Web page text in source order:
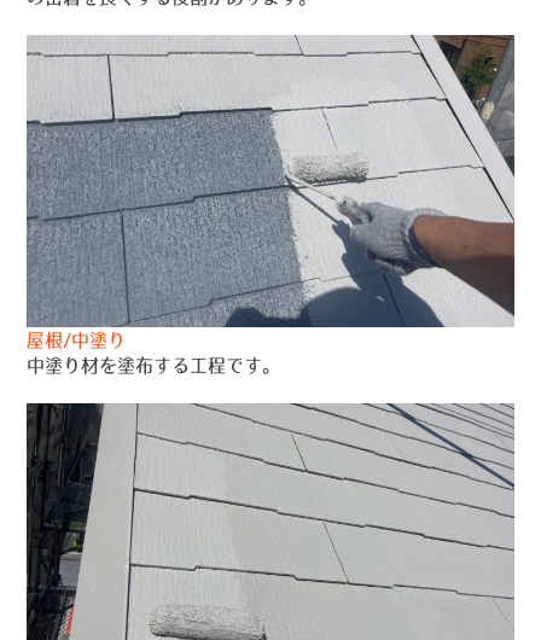
屋根/中塗り
中塗り材を塗布する工程です。